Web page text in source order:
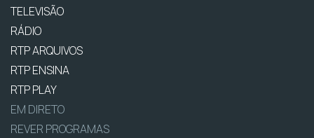
TELEVISÃO
RÁDIO
RTP ARQUIVOS
RTP ENSINA
RTP PLAY
EM DIRETO
REVER PROGRAMAS